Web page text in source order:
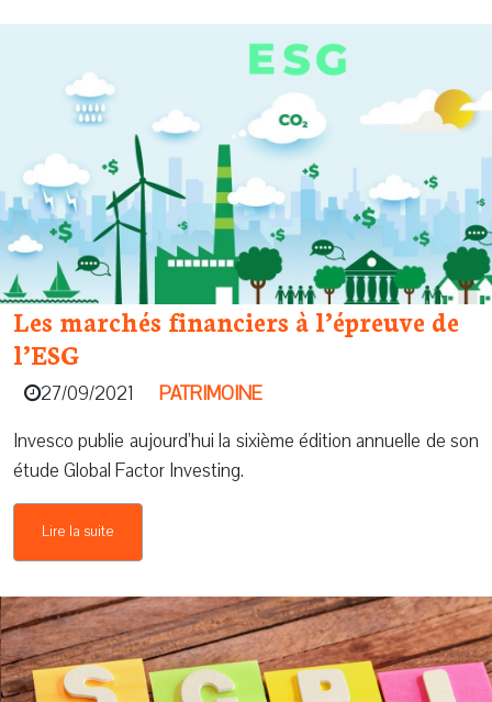
Les marchés financiers à l’épreuve de
l’ESG
27/09/2021
PATRIMOINE
Invesco publie aujourd’hui la sixième édition annuelle de son
étude Global Factor Investing.
Lire la suite